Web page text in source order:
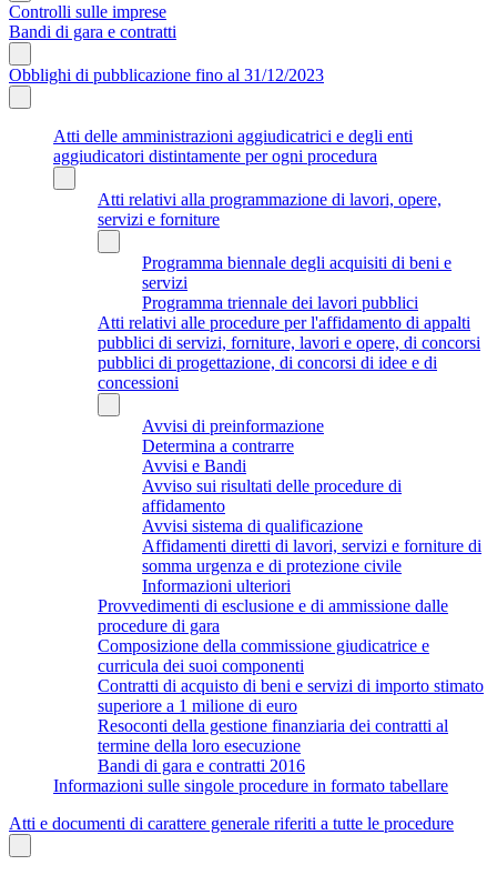
Controlli sulle imprese
Bandi di gara e contratti
Obblighi di pubblicazione fino al 31/12/2023
Atti delle amministrazioni aggiudicatrici e degli enti
aggiudicatori distintamente per ogni procedura
Atti relativi alla programmazione di lavori, opere,
servizi e forniture
Programma biennale degli acquisiti di beni e
servizi
Programma triennale dei lavori pubblici
Atti relativi alle procedure per l'affidamento di appalti
pubblici di servizi, forniture, lavori e opere, di concorsi
pubblici di progettazione, di concorsi di idee e di
concessioni
Avvisi di preinformazione
Determina a contrarre
Avvisi e Bandi
Avviso sui risultati delle procedure di
affidamento
Avvisi sistema di qualificazione
Affidamenti diretti di lavori, servizi e forniture di
somma urgenza e di protezione civile
Informazioni ulteriori
Provvedimenti di esclusione e di ammissione dalle
procedure di gara
Composizione della commissione giudicatrice e
curricula dei suoi componenti
Contratti di acquisto di beni e servizi di importo stimato
superiore a 1 milione di euro
Resoconti della gestione finanziaria dei contratti al
termine della loro esecuzione
Bandi di gara e contratti 2016
Informazioni sulle singole procedure in formato tabellare
Atti e documenti di carattere generale riferiti a tutte le procedure